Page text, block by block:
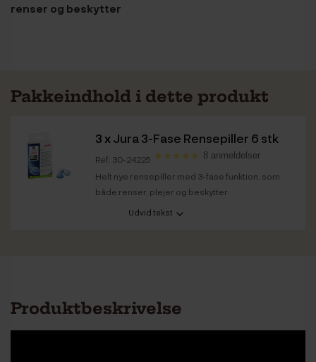
renser og beskytter
Pakkeindhold i dette produkt
3 xJura 3-Fase Rensepiller 6 stk
Ref: 30-24225 8 anmeldelser
Helt nye rensepiller med 3-fase funktion, som
både renser, plejer og beskytter
Udvid tekst
Produktbeskrivelse